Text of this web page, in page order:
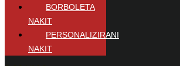
BORBOLETA
NAKIT
PERSONALIZIRANI
NAKIT